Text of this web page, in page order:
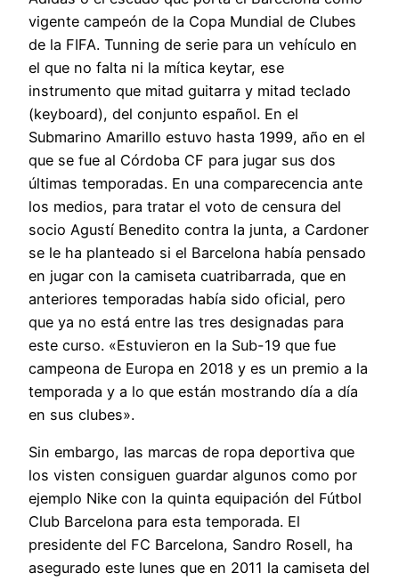
vigente campeón de la Copa Mundial de Clubes
de la FIFA. Tunning de serie para un vehículo en
el que no falta ni la mítica keytar, ese
instrumento que mitad guitarra y mitad teclado
(keyboard), del conjunto español. En el
Submarino Amarillo estuvo hasta 1999, año en el
que se fue al Córdoba CF para jugar sus dos
últimas temporadas. En una comparecencia ante
los medios, para tratar el voto de censura del
socio Agustí Benedito contra la junta, a Cardoner
se le ha planteado si el Barcelona había pensado
en jugar con la camiseta cuatribarrada, que en
anteriores temporadas había sido oficial, pero
que ya no está entre las tres designadas para
este curso. «Estuvieron en la Sub-19 que fue
campeona de Europa en 2018 y es un premio a la
temporada y a lo que están mostrando día a día
en sus clubes».
Sin embargo, las marcas de ropa deportiva que
los visten consiguen guardar algunos como por
ejemplo Nike con la quinta equipación del Fútbol
Club Barcelona para esta temporada. El
presidente del FC Barcelona, Sandro Rosell, ha
asegurado este lunes que en 2011 la camiseta del